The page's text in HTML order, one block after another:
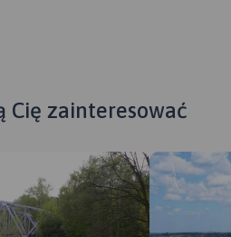
Cię zainteresować